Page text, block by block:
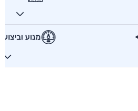
מנוע וביצועים